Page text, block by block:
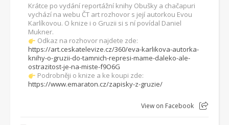
Krátce po vydání reportážní knihy Obušky a chačapuri
vychází na webu ČT art rozhovor s její autorkou Evou
Karlíkovou. O knize i o Gruzii si s ní povídal Daniel
Mukner.
Odkaz na rozhovor najdete zde:
https://art.ceskatelevize.cz/360/eva-karlikova-autorka-
knihy-o-gruzii-do-tamnich-represi-mame-daleko-ale-
ostrazitost-je-na-miste-f9O6G
Podrobněji o knize a ke koupi zde:
https://www.emaraton.cz/zapisky-z-gruzie/
View on Facebook